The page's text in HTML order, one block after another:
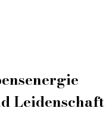
Leidenschaft